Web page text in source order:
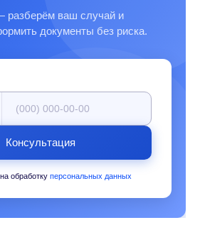
разберём ваш случай и
документы без риска.
Консультация
обработку персональных данных